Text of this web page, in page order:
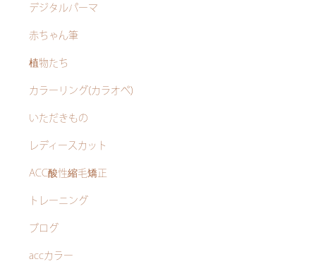
デジタルパーマ
赤ちゃん筆
植物たち
カラーリング(カラオペ)
いただきもの
レディースカット
ACC酸性縮毛矯正
トレーニング
ブログ
accカラー